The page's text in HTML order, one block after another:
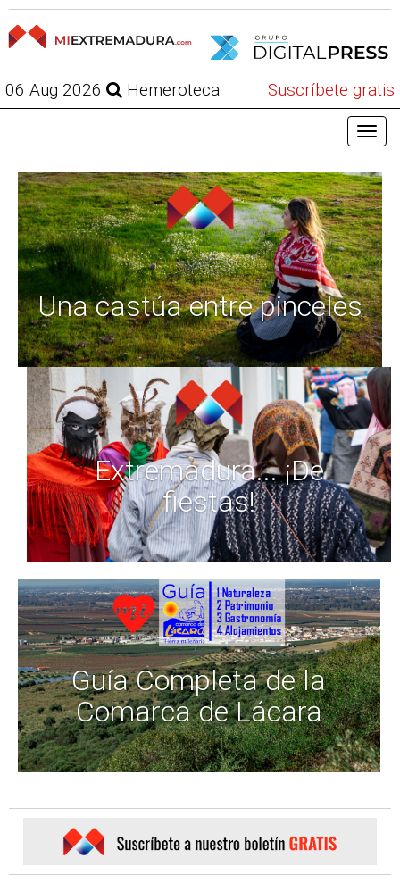
06 Aug 2026 Hemeroteca Suscríbete gratis
Una castúa entre pinceles
Extremadura... ¡De
fiestas!
Guía Completa de la
Comarca de Lácara